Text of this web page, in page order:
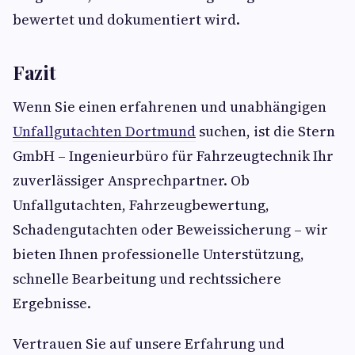
bewertet und dokumentiert wird.
Fazit
Wenn Sie einen erfahrenen und unabhängigen
Unfallgutachten Dortmund suchen, ist die Stern
GmbH – Ingenieurbüro für Fahrzeugtechnik Ihr
zuverlässiger Ansprechpartner. Ob
Unfallgutachten, Fahrzeugbewertung,
Schadengutachten oder Beweissicherung – wir
bieten Ihnen professionelle Unterstützung,
schnelle Bearbeitung und rechtssichere
Ergebnisse.
Vertrauen Sie auf unsere Erfahrung und